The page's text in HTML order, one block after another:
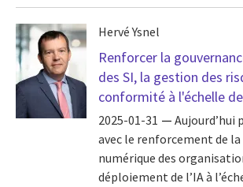
Hervé Ysnel
Renforcer la
des SI, la gestion des
conformité à l'échelle
2025-01-31
Aujourd’hui
avec le renforcement de
numérique des
déploiement de l’IA à